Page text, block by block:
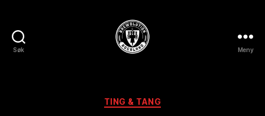
Søk Meny
Kategorier
TING & TANG
B
r